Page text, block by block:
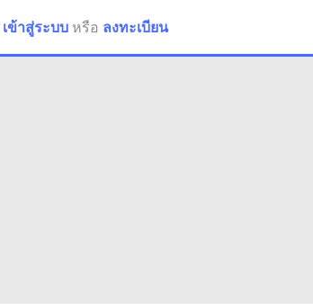
เข้าสู่ระบบ หรือ ลงทะเบียน